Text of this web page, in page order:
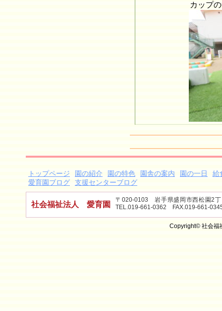
カップ
トップページ 園の紹介 園の特色 園舎の案内 園の一日
給
愛育園ブログ
支援センターブログ
社会福祉法人 愛育園
〒020-0103 岩手県盛岡市西松園
TEL.019-661-0362 FAX.019-661-
Copyright© 社会福